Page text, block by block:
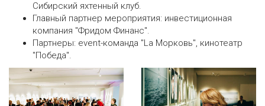
Сибирский яхтенный клуб.
Главный партнер мероприятия: инвестиционная
компания "Фридом Финанс".
Партнеры: event-команда "La Морковь", кинотеатр
"Победа".